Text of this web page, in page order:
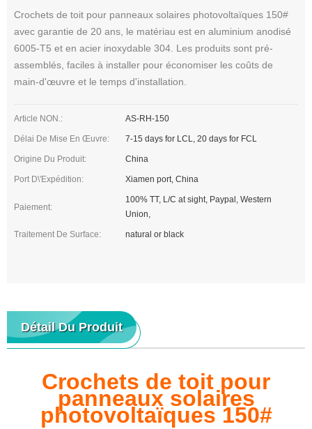
Crochets de toit pour panneaux solaires photovoltaïques 150#
avec garantie de 20 ans, le matériau est en aluminium anodisé
6005-T5 et en acier inoxydable 304. Les produits sont pré-
assemblés, faciles à installer pour économiser les coûts de
main-d'œuvre et le temps d'installation.
Article NON.: AS-RH-150
Délai De Mise En Œuvre: 7-15 days for LCL, 20 days for FCL
Origine Du Produit: China
Port D\'expédition: Xiamen port, China
Paiement:
100% TT, L/C at sight, Paypal, Western
Union,
Traitement De Surface: natural or black
Détail Du Produit
Crochets de toit pour
panneaux solaires
photovoltaïques 150#